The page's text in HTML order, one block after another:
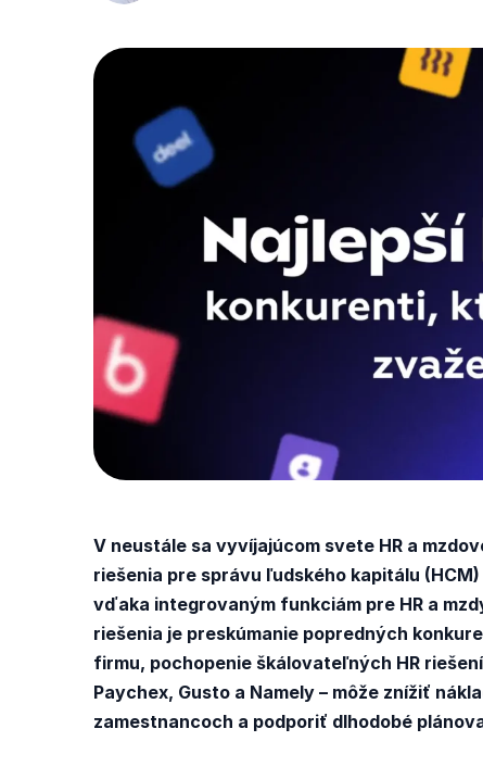
V neustále sa vyvíjajúcom svete HR a
riešenia pre správu ľudského kapitálu
vďaka integrovaným funkciám pre HR a
riešenia je preskúmanie popredných
firmu, pochopenie škálovateľných HR
Paychex, Gusto a Namely – môže znížiť
zamestnancoch a podporiť dlhodobé